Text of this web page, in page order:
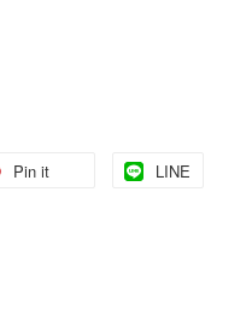
Pin it LINE